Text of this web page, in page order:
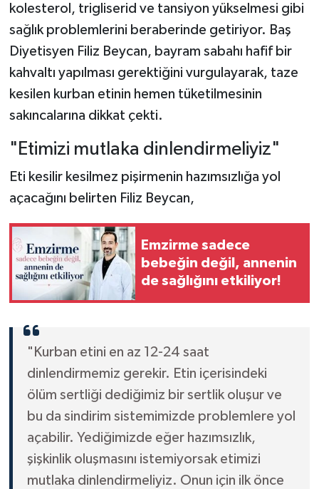
kolesterol, trigliserid ve tansiyon yükselmesi gibi
sağlık problemlerini beraberinde getiriyor. Baş
Diyetisyen Filiz Beycan, bayram sabahı hafif bir
kahvaltı yapılması gerektiğini vurgulayarak, taze
kesilen kurban etinin hemen tüketilmesinin
sakıncalarına dikkat çekti.
"Etimizi mutlaka dinlendirmeliyiz"
Eti kesilir kesilmez pişirmenin hazımsızlığa yol
açacağını belirten Filiz Beycan,
Emzirme sadece
bebeğin değil, annenin
de sağlığını etkiliyor!
"Kurban etini en az 12-24 saat
dinlendirmemiz gerekir. Etin içerisindeki
ölüm sertliği dediğimiz bir sertlik oluşur ve
bu da sindirim sistemimizde problemlere yol
açabilir. Yediğimizde eğer hazımsızlık,
şişkinlik oluşmasını istemiyorsak etimizi
mutlaka dinlendirmeliyiz. Onun için ilk önce